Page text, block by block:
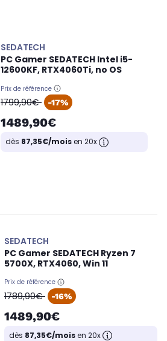
SEDATECH
PC Gamer SEDATECH Intel i5-
12600KF, RTX4060Ti, no OS
Prix de référence
oldPrice
1799,90€ -17%
1489,90€
dès 87,35€/moisen 20x
SEDATECH
PC Gamer SEDATECH Ryzen 7
5700X, RTX4060, Win 11
Prix de référence
oldPrice
1789,90€ -16%
1489,90€
dès 87,35€/moisen 20x